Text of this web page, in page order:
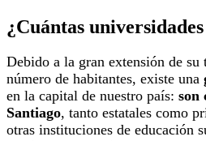
¿Cuántas
Debido a la gran extensión de
número de habitantes, existe una
en la capital de nuestro país: son
Santiago, tanto estatales como
otras instituciones de educación